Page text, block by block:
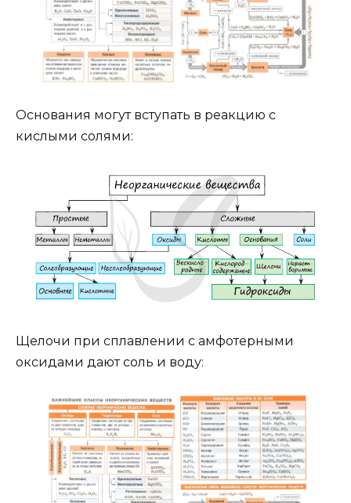
Основания могут вступать в реакцию с
кислыми солями:
Щелочи при сплавлении с амфотерными
оксидами дают соль и воду: